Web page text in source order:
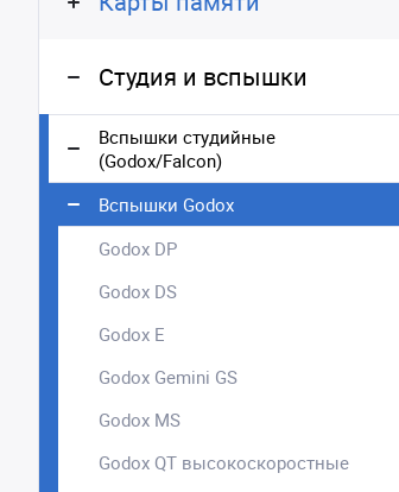
Студия и вспышки
Вспышки студийные
(Godox/Falcon)
Вспышки Godox
Godox DP
Godox DS
Godox E
Godox Gemini GS
Godox MS
Godox QT высокоскоростные